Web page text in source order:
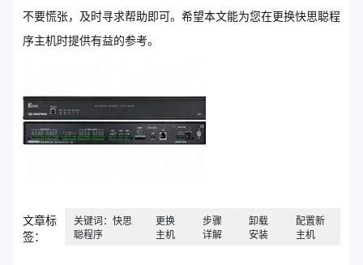
不要慌张，及时寻求帮助即可。希望本文能为您在更换快思聪程
序主机时提供有益的参考。
文章标
签：
关键词：快思
聪程序
更换
主机
步骤
详解
卸载
安装
配置新
主机